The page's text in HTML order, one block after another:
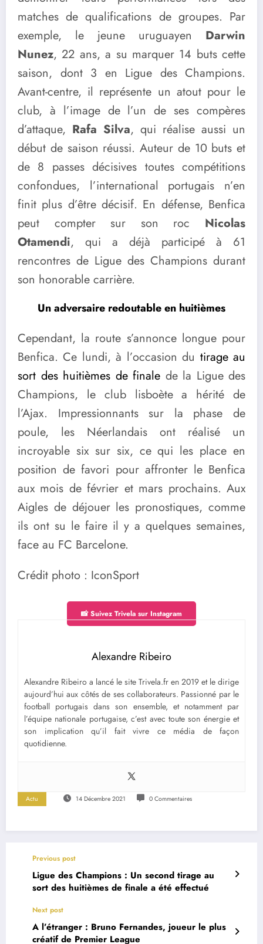
matches de qualifications de groupes. Par
exemple, le jeune uruguayen Darwin
Nunez, 22 ans, a su marquer 14 buts cette
saison, dont 3 en Ligue des Champions.
Avant-centre, il représente un atout pour le
club, à l’image de l’un de ses compères
d’attaque, Rafa Silva, qui réalise aussi un
début de saison réussi. Auteur de 10 buts et
de 8 passes décisives toutes compétitions
confondues, l’international portugais n’en
finit plus d’être décisif. En défense, Benfica
peut compter sur son roc Nicolas
Otamendi, qui a déjà participé à 61
rencontres de Ligue des Champions durant
son honorable carrière.
Un adversaire redoutable en huitièmes
Cependant, la route s’annonce longue pour
Benfica. Ce lundi, à l’occasion du tirage au
sort des huitièmes de finale de la Ligue des
Champions, le club lisboète a hérité de
l’Ajax. Impressionnants sur la phase de
poule, les Néerlandais ont réalisé un
incroyable six sur six, ce qui les place en
position de favori pour affronter le Benfica
aux mois de février et mars prochains. Aux
Aigles de déjouer les pronostiques, comme
ils ont su le faire il y a quelques semaines,
face au FC Barcelone.
Crédit photo : IconSport
📸 Suivez Trivela sur Instagram
Alexandre Ribeiro
Alexandre Ribeiro a lancé le site Trivela.fr en 2019 et le dirige
aujourd’hui aux côtés de ses collaborateurs. Passionné par le
football portugais dans son ensemble, et notamment par
l’équipe nationale portugaise, c’est avec toute son énergie et
son implication qu’il fait vivre ce média de façon
quotidienne.
Actu 14 Décembre 2021 0 Commentaires
Previous post
Ligue des Champions : Un second tirage au
sort des huitièmes de finale a été effectué
Next post
A l’étranger : Bruno Fernandes, joueur le plus
créatif de Premier League